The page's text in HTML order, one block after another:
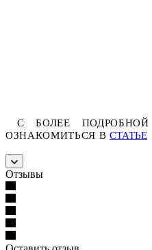
С БОЛЕЕ
ОЗНАКОМИТЬСЯ В СТАТЬЕ
Отзывы